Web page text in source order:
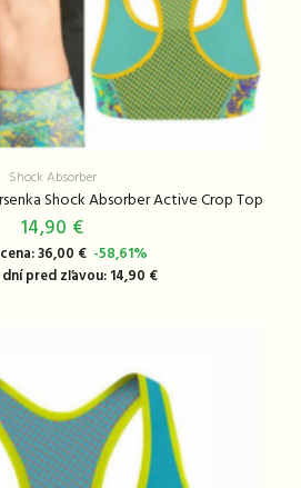
Shock Absorber
Shock Absorber Active Crop Top
14,90 €
36,00 € -58,61%
dní pred zľavou: 14,90 €